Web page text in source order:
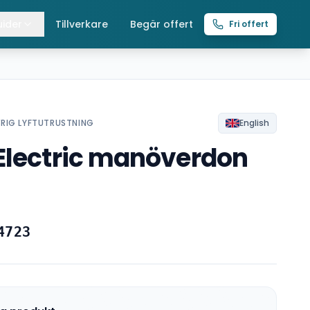
Tillverkare Begär offert Fri offert
LYFTUTRUSTNING English
manöverdon